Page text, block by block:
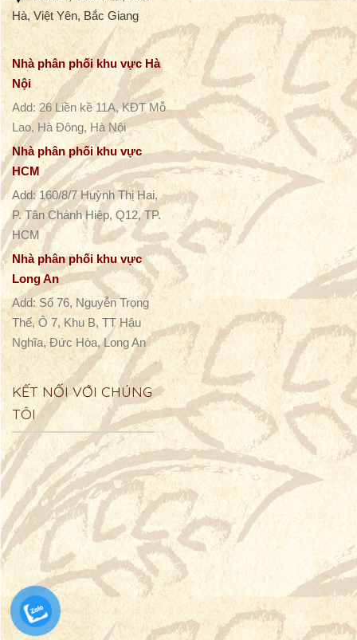
Truyền
Xóm 4, Yên Viên, Vân
Hà, Việt Yên, Bắc Giang
Nhà phân phối khu vực Hà
Nội
Add: 26 Liền kề 11A, KĐT Mỗ
Lao, Hà Đông, Hà Nội
Nhà phân phối khu vực
HCM
Add: 160/8/7 Huỳnh Thị Hai,
P. Tân Chánh Hiệp, Q12, TP.
HCM
Nhà phân phối khu vực
Long An
Add: Số 76, Nguyễn Trọng
Thế, Ô 7, Khu B, TT Hậu
Nghĩa, Đức Hòa, Long An
KẾT NỐI VỚI CHÚNG
TÔI